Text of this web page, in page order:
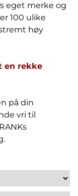
eget merke og
100 ulike
høy
en rekke
på din
vri til